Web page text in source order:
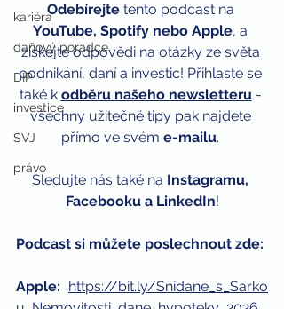
kariéra
daňový poradce
DIP
investice
SVJ
právo
Odebírejte tento podcast na
YouTube, Spotify nebo Apple, a
získejte odpovědi na otázky ze světa
podnikání, daní a investic! Přihlaste se
také k odběru našeho newsletteru -
všechny užitečné tipy pak najdete
přímo ve svém e-mailu.
Sledujte nás také na Instagramu,
Facebooku a LinkedIn!
Podcast si můžete poslechnout zde:
Apple: https://bit.ly/Snidane_s_Sarko